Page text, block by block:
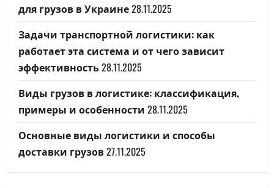
для грузов в Украине28.11.2025
Задачи транспортной логистики: как
работает эта система и от чего зависит
эффективность28.11.2025
Виды грузов в логистике: классификация,
примеры и особенности 28.11.2025
Основные виды логистики и способы
доставки грузов27.11.2025